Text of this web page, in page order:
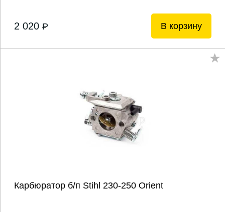
2 020 P В корзину
Карбюратор б/п Stihl 230-250 Orient